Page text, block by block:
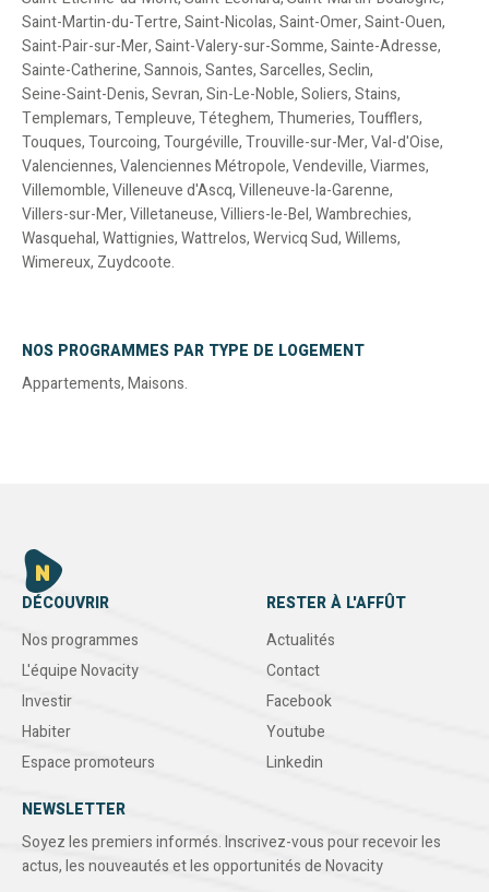
Saint-Martin-du-Tertre,Saint-Nicolas,Saint-Omer,Saint-Ouen,
Saint-Pair-sur-Mer,Saint-Valery-sur-Somme,Sainte-Adresse,
Sainte-Catherine,Sannois,Santes,Sarcelles,Seclin,
Seine-Saint-Denis,Sevran,Sin-Le-Noble,Soliers,Stains,
Templemars,Templeuve,Téteghem,Thumeries,Toufflers,
Touques,Tourcoing,Tourgéville,Trouville-sur-Mer,Val-d'Oise,
Valenciennes,Valenciennes Métropole,Vendeville,Viarmes,
Villemomble,Villeneuve d'Ascq,Villeneuve-la-Garenne,
Villers-sur-Mer,Villetaneuse,Villiers-le-Bel,Wambrechies,
Wasquehal,Wattignies,Wattrelos,Wervicq Sud,Willems,
Wimereux, Zuydcoote.
NOS PROGRAMMES PAR TYPE DE LOGEMENT
Appartements,Maisons.
DÉCOUVRIR
Nos programmes
L'équipe Novacity
Investir
Habiter
Espace promoteurs
RESTER À L'AFFÛT
Actualités
Contact
Facebook
Youtube
Linkedin
NEWSLETTER
Soyez les premiers informés. Inscrivez-vous pour recevoir les
actus, les nouveautés et les opportunités de Novacity